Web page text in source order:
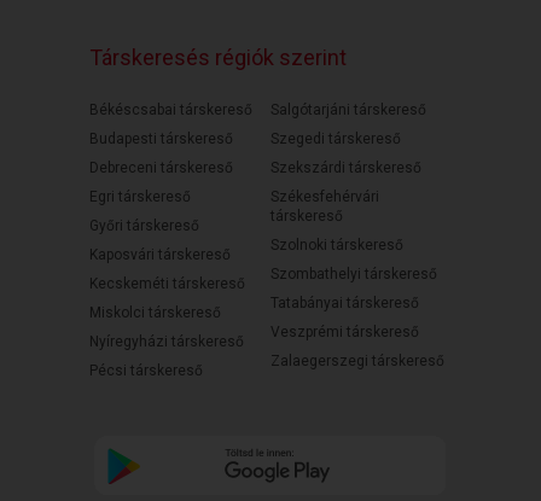
Társkeresés régiók szerint
Békéscsabai társkereső
Budapesti társkereső
Debreceni társkereső
Egri társkereső
Győri társkereső
Kaposvári társkereső
Kecskeméti társkereső
Miskolci társkereső
Nyíregyházi társkereső
Pécsi társkereső
Salgótarjáni társkereső
Szegedi társkereső
Szekszárdi társkereső
Székesfehérvári
társkereső
Szolnoki társkereső
Szombathelyi társkereső
Tatabányai társkereső
Veszprémi társkereső
Zalaegerszegi társkereső